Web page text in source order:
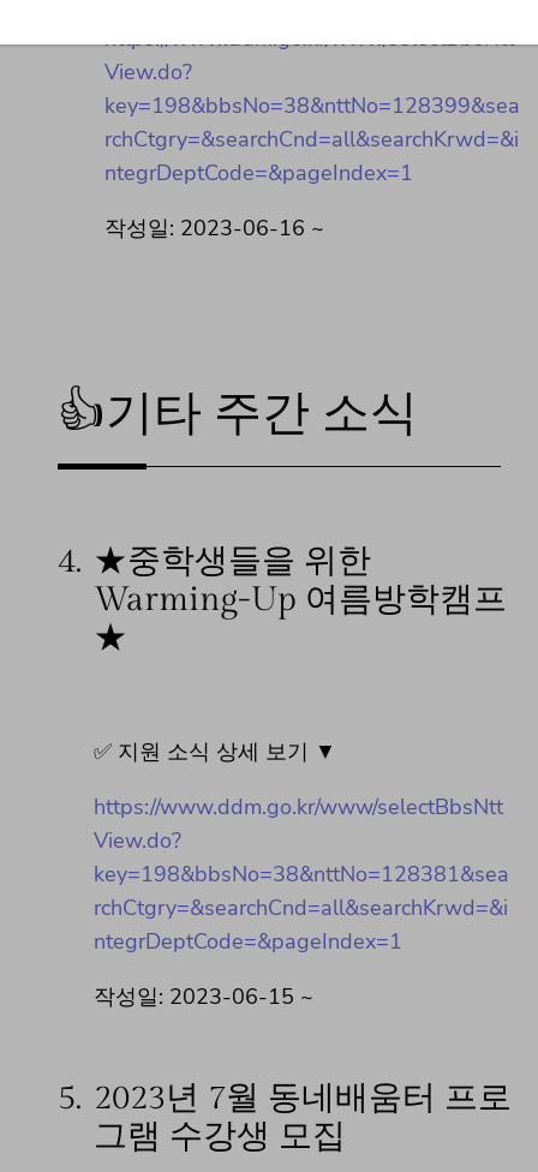
https://www.ddm.go.kr/www/selectBbsNtt
View.do?
key=198&bbsNo=38&nttNo=128399&sea
rchCtgry=&searchCnd=all&searchKrwd=&i
ntegrDeptCode=&pageIndex=1
작성일: 2023-06-16 ~
👍기타 주간 소식
4. ★중학생들을 위한
Warming-Up 여름방학캠프
★
✅ 지원 소식 상세 보기 ▼
https://www.ddm.go.kr/www/selectBbsNtt
View.do?
key=198&bbsNo=38&nttNo=128381&sea
rchCtgry=&searchCnd=all&searchKrwd=&i
ntegrDeptCode=&pageIndex=1
작성일: 2023-06-15 ~
5. 2023년 7월 동네배움터 프로
그램 수강생 모집